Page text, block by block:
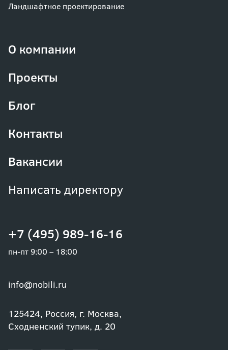
+7 (495) 989-16-16
пн-пт 9:00 – 18:00
info@nobili.ru
125424, Россия, г. Москва,
Сходненский тупик, д. 20
Ландшафтное проектирование
О компании
Проекты
Блог
Контакты
Вакансии
Написать директору